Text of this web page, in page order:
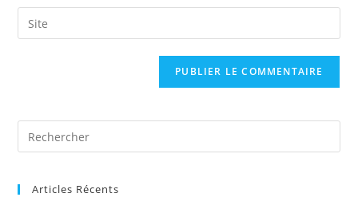
comment
email
address
Saisir
l’URL
Articles Récents